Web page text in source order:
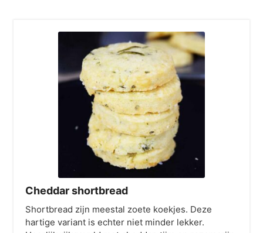
Cheddar shortbread
Shortbread zijn meestal zoete koekjes. Deze
hartige variant is echter niet minder lekker.